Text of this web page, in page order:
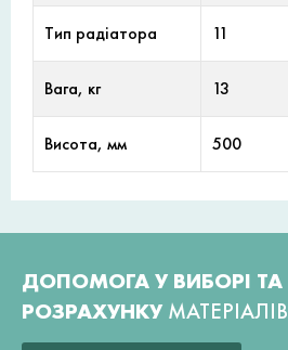
Тип радіатора 11
Вага, кг 13
Висота, мм 500
ДОПОМОГА У ВИБОРІ ТА
РОЗРАХУНКУ МАТЕРІАЛІВ